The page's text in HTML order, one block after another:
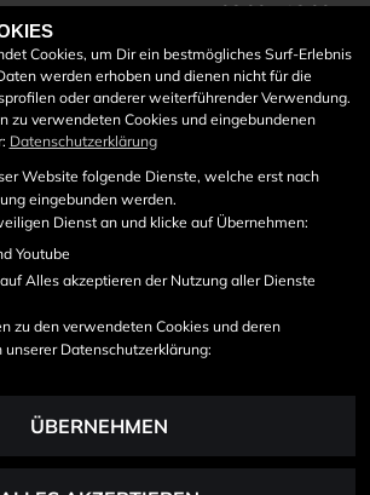
08:00 - 18:00
08:00 - 18:00
08:00 - 18:00
08:00 - 18:00
geschlossen
- 12:00
Uhr
12:00
Cookies, um Dir ein bestmögliches Surf-Erlebnis
werden erhoben und dienen nicht für die
oder anderer weiterführender Verwendung.
zu verwendeten Cookies und eingebundenen
Datenschutzerklärung
Website folgende Dienste, welche erst nach
eingebunden werden.
Dienst an und klicke auf Übernehmen:
Youtube
Alles akzeptieren der Nutzung aller Dienste
zu den verwendeten Cookies und deren
Datenschutzerklärung:
ÜBERNEHMEN